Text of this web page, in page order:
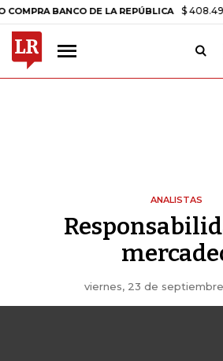
BANCO DE LA REPÚBLICA $ 408.498,97
ANALISTAS
viernes, 23 de